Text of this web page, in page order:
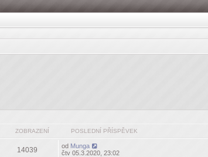
ZOBRAZENÍ POSLEDNÍ PŘÍSPĚVEK
14039 od Munga
čtv 05.3.2020, 23:02